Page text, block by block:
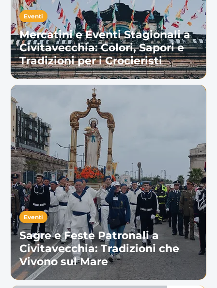
Mercatini e Eventi Stagionali a
Civitavecchia: Colori, Sapori e
Tradizioni per i Crocieristi
Eventi
Sagre e Feste Patronali a
Civitavecchia: Tradizioni che
Vivono sul Mare
Eventi